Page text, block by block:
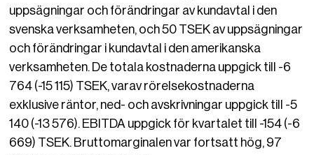
uppsägningar och förändringar av kundavtal i den
svenska verksamheten, och 50 TSEK av uppsägningar
och förändringar i kundavtal i den amerikanska
verksamheten. De totala kostnaderna uppgick till -6
764 (-15 115) TSEK, varav rörelsekostnaderna
exklusive räntor, ned- och avskrivningar uppgick till -5
140 (-13 576). EBITDA uppgick för kvartalet till -154 (-6
669) TSEK. Bruttomarginalen var fortsatt hög, 97